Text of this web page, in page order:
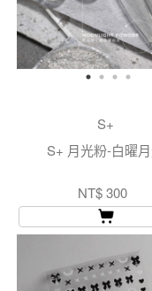
S+
S+ 月光粉-白曜
NT$ 300